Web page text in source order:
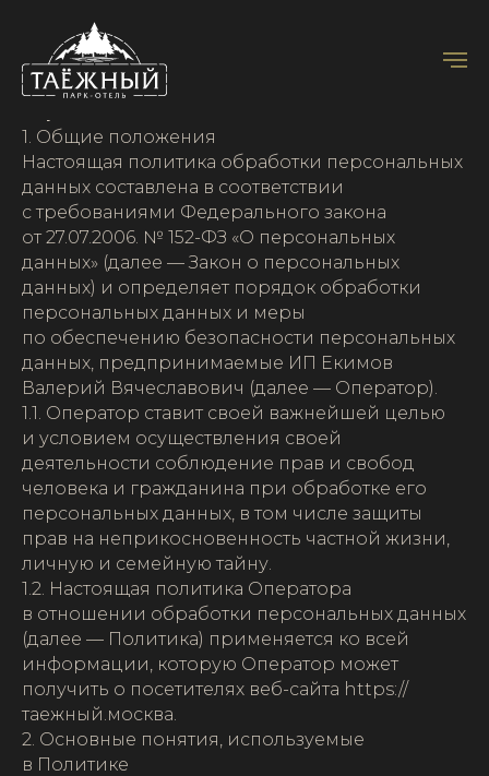
Политика в отношении обработки
1. Общие положения
Настоящая политика обработки персональных
данных составлена в соответствии
с требованиями Федерального закона
от 27.07.2006. № 152-ФЗ «О персональных
данных» (далее — Закон о персональных
данных) и определяет порядок обработки
персональных данных и меры
по обеспечению безопасности персональных
данных, предпринимаемые ИП Екимов
Валерий Вячеславович (далее — Оператор).
1.1. Оператор ставит своей важнейшей целью
и условием осуществления своей
деятельности соблюдение прав и свобод
человека и гражданина при обработке его
персональных данных, в том числе защиты
прав на неприкосновенность частной жизни,
личную и семейную тайну.
1.2. Настоящая политика Оператора
в отношении обработки персональных данных
(далее — Политика) применяется ко всей
информации, которую Оператор может
получить о посетителях веб-сайта https://
таежный.москва.
2. Основные понятия, используемые
в Политике